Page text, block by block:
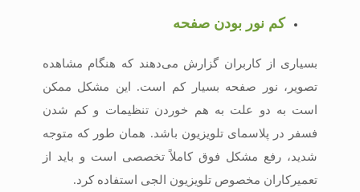
کم ‌نور بودن صفحه
بسیاری از کاربران گزارش می‌دهند که هنگام مشاهده
تصویر، نور صفحه بسیار کم است. این مشکل ممکن
است به دو علت به هم خوردن تنظیمات و کم شدن
فسفر در پلاسمای تلویزیون باشد. همان ‌طور که متوجه
شدید، رفع مشکل فوق کاملاً تخصصی است و باید از
تعمیرکاران مخصوص تلویزیون الجی استفاده کرد.